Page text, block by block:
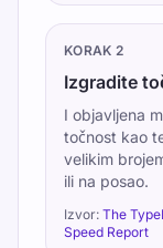
KORAK 2
Izgradite
I objavljena
točnost kao
velikim
ili na posao.
Izvor: The
Speed Report